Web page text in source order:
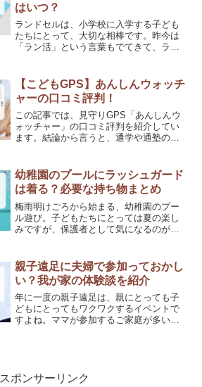
はいつ？
ランドセルは、小学校に入学する子ども
たちにとって、大切な相棒です。昨今は
「ラン活」という言葉もでてきて、ラン
もランドセルのパンフレットが配られる
ので、ついつい見てしま...
【こどもGPS】あんしんウォッチ
ャーの口コミ評判！
この記事では、見守りGPS「あんしんウ
ォッチャー」の口コミ評判を紹介してい
ます。結論から言うと、通学や通塾のた
もおすすめです！数々の見守りGPSがあ
りますが、あんしんウ...
幼稚園のプールにラッシュガード
は着る？必要な持ち物まとめ
梅雨明けごろから始まる、幼稚園のプー
ル遊び。子どもたちにとっては夏の楽し
みですが、保護者として気になるのが強
で着てもいいの？」「そもそも、何を持
っていけばいいの？」そん...
親子遠足に夫婦で参加っておかし
い？我が家の体験談を紹介
年に一度の親子遠足は、親にとっても子
どもにとってもワクワクするイベントで
すよね。ママが参加するご家庭が多いと
スポンサーリンク